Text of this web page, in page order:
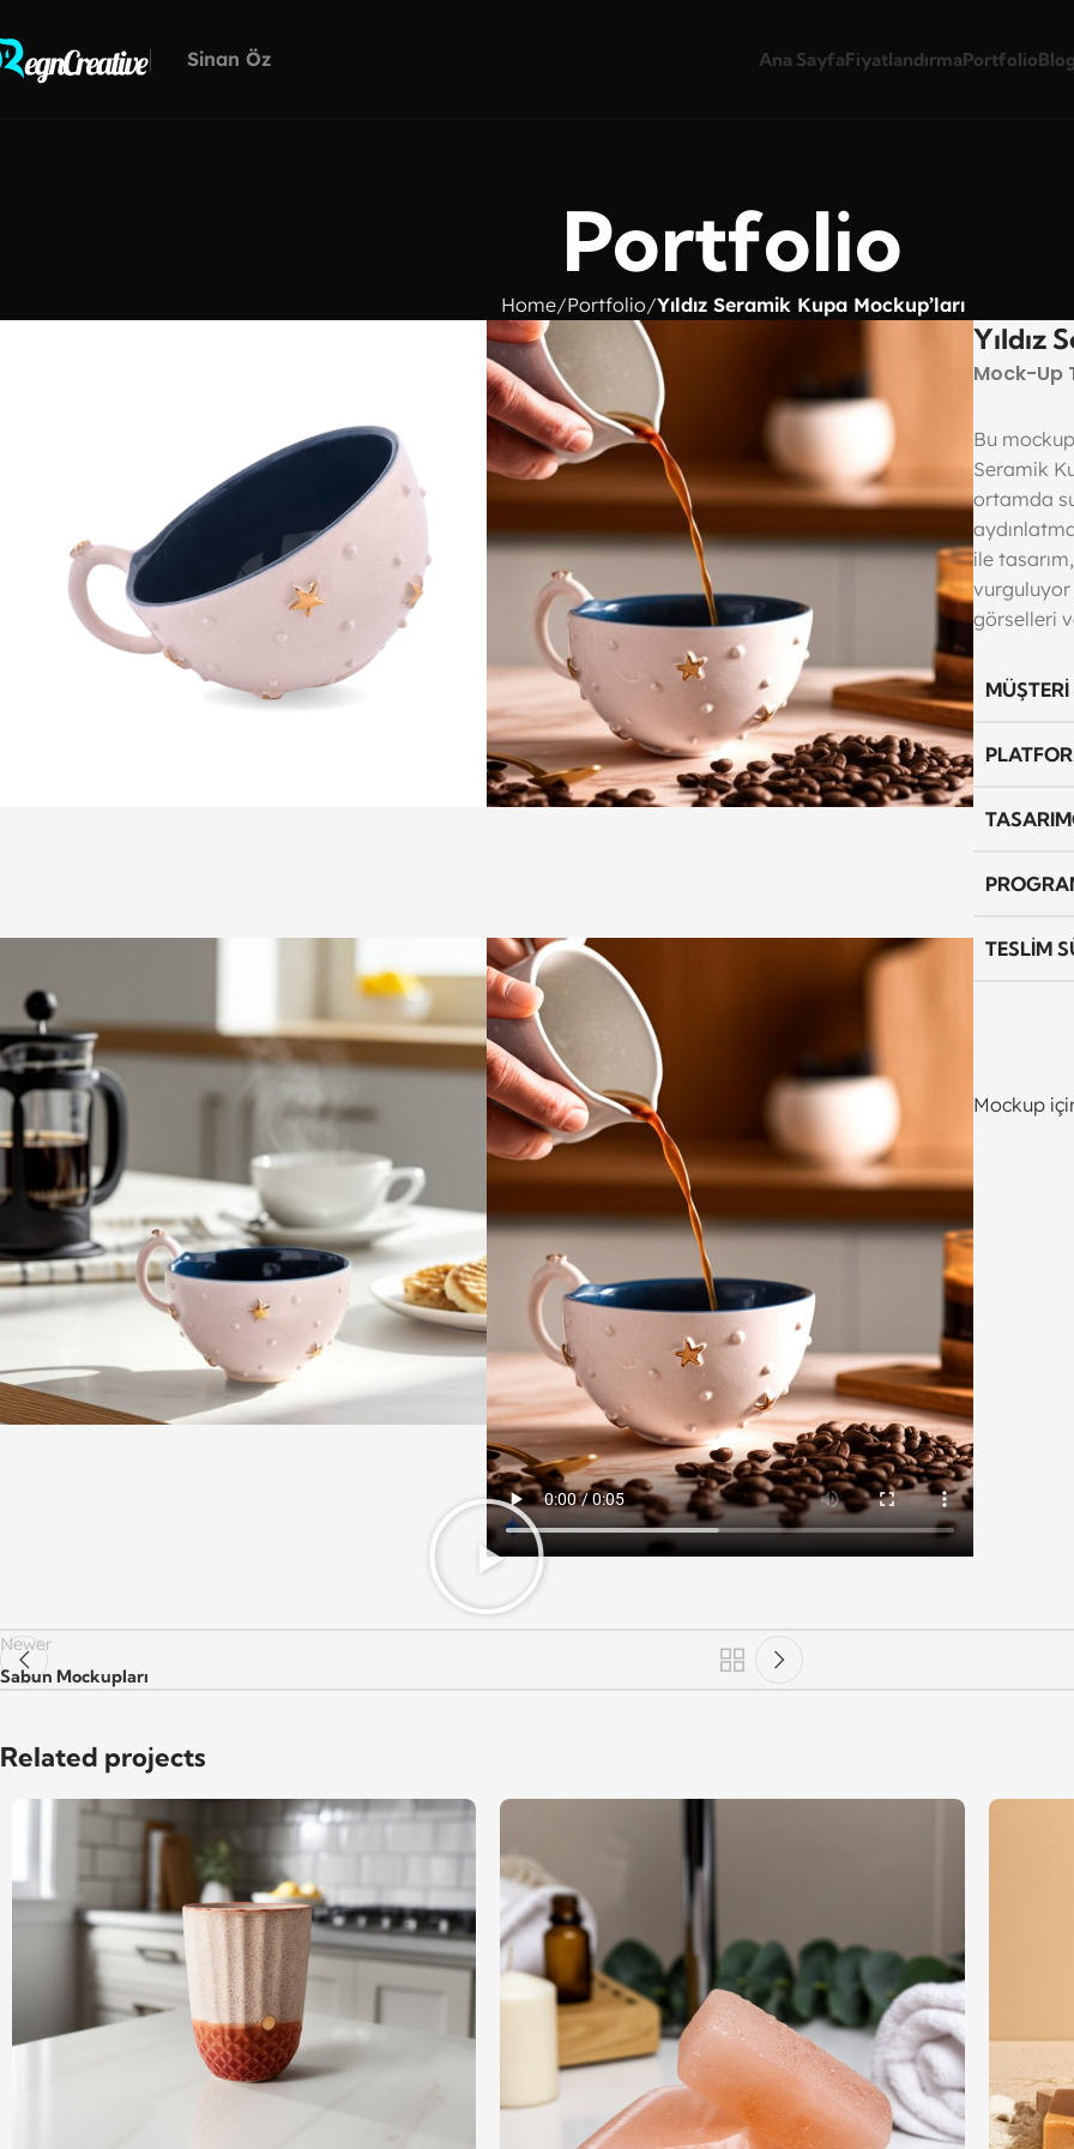
Sinan Öz Ana SayfaFiyatlandırmaPortfolioBlog
Portfolio
Home Portfolio Yıldız Seramik Kupa Mockup’ları
Yıldız
Mock-Up
Bu
Seramik
ortamda
ile
görselleri
MÜŞTERI
TESLIM
Mockup
Newer
Sabun Mockupları
Related projects